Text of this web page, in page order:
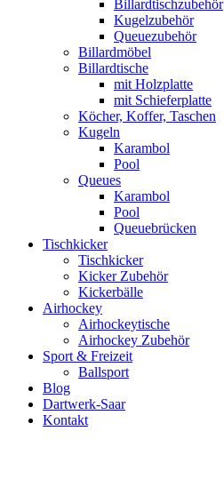
Billardtischzubehör
Kugelzubehör
Queuezubehör
Billardmöbel
Billardtische
mit Holzplatte
mit Schieferplatte
Köcher, Koffer, Taschen
Kugeln
Karambol
Pool
Queues
Karambol
Pool
Queuebrücken
Tischkicker
Tischkicker
Kicker Zubehör
Kickerbälle
Airhockey
Airhockeytische
Airhockey Zubehör
Sport & Freizeit
Ballsport
Blog
Dartwerk-Saar
Kontakt